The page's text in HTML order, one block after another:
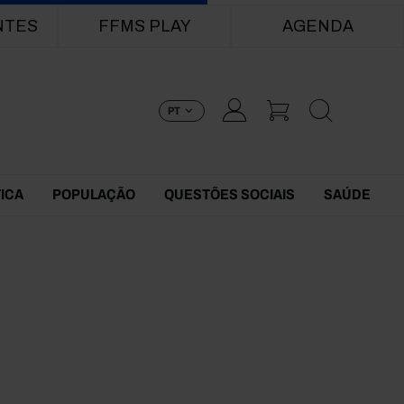
FFMS PLAY AGENDA
PT
POPULAÇÃO QUESTÕES SOCIAIS SAÚDE